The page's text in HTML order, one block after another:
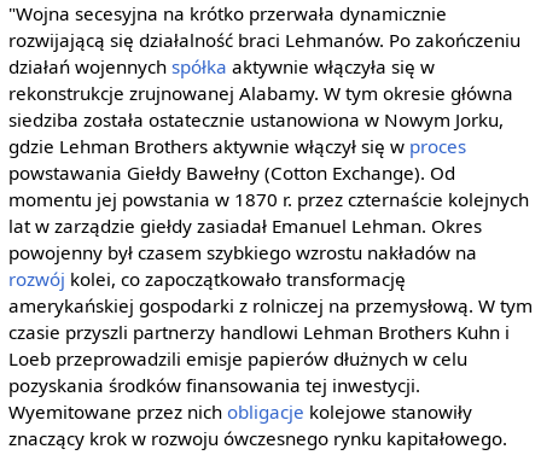
"Wojna secesyjna na krótko przerwała dynamicznie
rozwijającą się działalność braci Lehmanów. Po zakończeniu
działań wojennych spółka aktywnie włączyła się w
rekonstrukcje zrujnowanej Alabamy. W tym okresie główna
siedziba została ostatecznie ustanowiona w Nowym Jorku,
gdzie Lehman Brothers aktywnie włączył się w proces
powstawania Giełdy Bawełny (Cotton Exchange). Od
momentu jej powstania w 1870 r. przez czternaście kolejnych
lat w zarządzie giełdy zasiadał Emanuel Lehman. Okres
powojenny był czasem szybkiego wzrostu nakładów na
rozwój kolei, co zapoczątkowało transformację
amerykańskiej gospodarki z rolniczej na przemysłową. W tym
czasie przyszli partnerzy handlowi Lehman Brothers Kuhn i
Loeb przeprowadzili emisje papierów dłużnych w celu
pozyskania środków finansowania tej inwestycji.
Wyemitowane przez nich obligacje kolejowe stanowiły
znaczący krok w rozwoju ówczesnego rynku kapitałowego.